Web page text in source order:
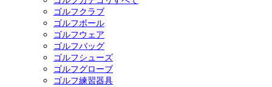
ゴルフクラブ
ゴルフボール
ゴルフウェア
ゴルフバッグ
ゴルフシューズ
ゴルフグローブ
ゴルフ練習器具